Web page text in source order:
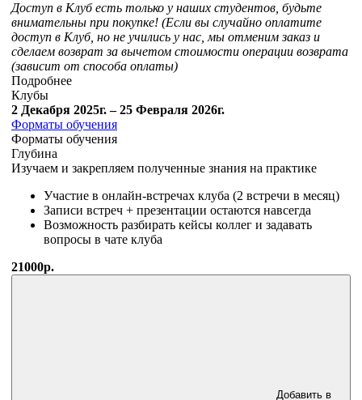
Доступ в Клуб есть только у наших студентов, будьте
внимательны при покупке! (Если вы случайно оплатите
доступ в Клуб, но не учились у нас, мы отменим заказ и
сделаем возврат за вычетом стоимости операции возврата
(зависит от способа оплаты)
Подробнее
Клубы
2 Декабря 2025г. – 25 Февраля 2026г.
Форматы обучения
Форматы обучения
Глубина
Изучаем и закрепляем полученные знания на практике
Участие в онлайн-встречах клуба (2 встречи в месяц)
Записи встреч + презентации остаются навсегда
Возможность разбирать кейсы коллег и задавать
вопросы в чате клуба
21000р.
Добавить в